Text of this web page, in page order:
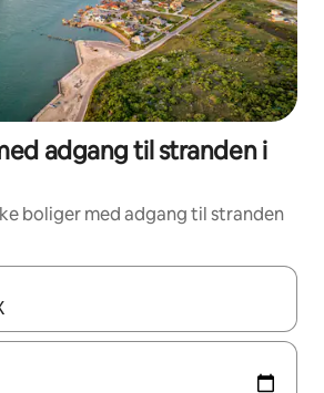
adgang til stranden i
boliger med adgang til stranden
tilgængelige, skal du navigere med